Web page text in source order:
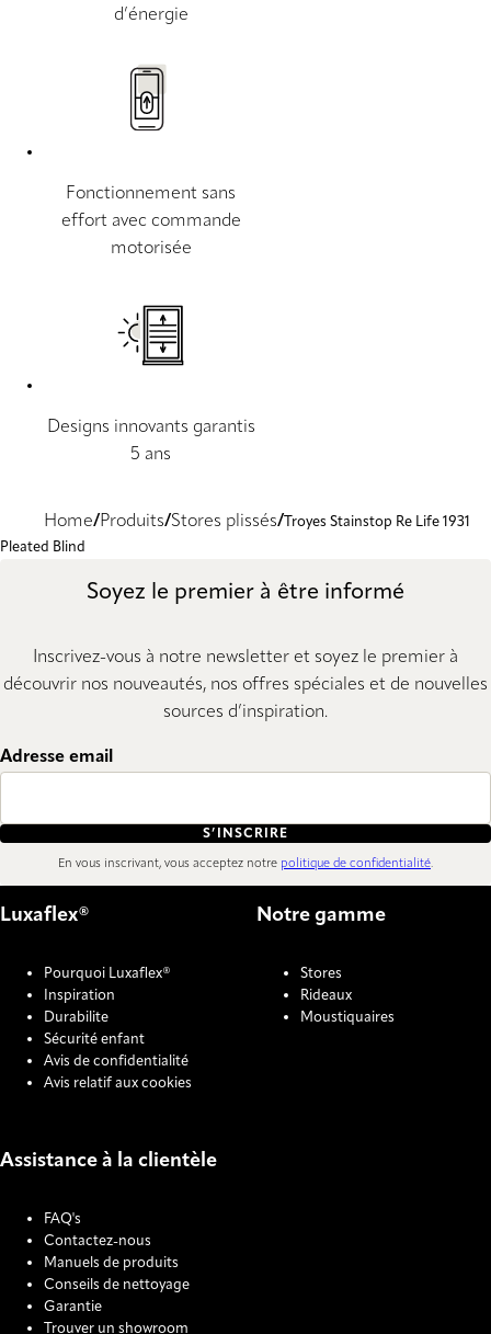
d’énergie
Fonctionnement sans
effort avec commande
motorisée
Designs innovants garantis
5 ans
Home Produits Stores plissés
Troyes Stainstop Re Life 1931
Pleated Blind
Soyez le premier à être informé
Inscrivez-vous à notre newsletter et soyez le premier à
découvrir nos nouveautés, nos offres spéciales et de nouvelles
sources d’inspiration.
Adresse email
S’INSCRIRE
En vous inscrivant, vous acceptez notre politique de confidentialité.
Luxaflex®
Pourquoi Luxaflex®
Inspiration
Durabilite
Sécurité enfant
Avis de confidentialité
Avis relatif aux cookies
Notre gamme
Stores
Rideaux
Moustiquaires
Assistance à la clientèle
FAQ's
Contactez-nous
Manuels de produits
Conseils de nettoyage
Garantie
Trouver un showroom